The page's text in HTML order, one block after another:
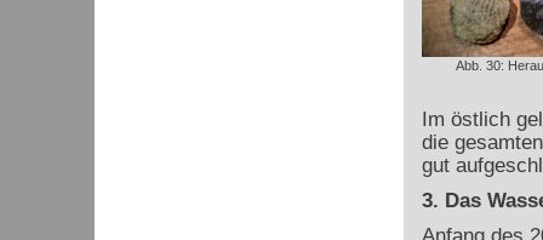
Abb. 30:
Im östlich
die
gut
3. Das